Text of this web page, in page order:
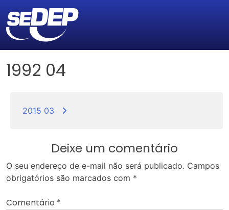
1992 04
2015 03
Deixe um comentário
O seu endereço de e-mail não será publicado. Campos
obrigatórios são marcados com *
Comentário *